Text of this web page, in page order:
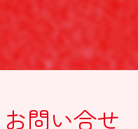
お問い合せ